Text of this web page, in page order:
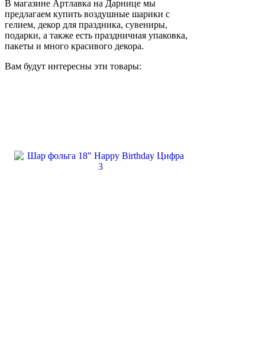
В магазине Артлавка на Дарнице мы
предлагаем купить воздушные шарики с
гелием, декор для праздника, сувениры,
подарки, а также есть праздничная упаковка,
пакеты и много красивого декора.
Вам будут интересны эти товары: